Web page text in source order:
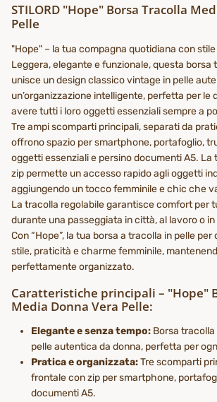
STILORD "Hope" Borsa Tracolla
Pelle
"Hope" – la tua compagna quotidiana con
Leggera, elegante e funzionale, questa borsa
unisce un design classico vintage in pelle
un’organizzazione intelligente, perfetta per le
avere tutti i loro oggetti essenziali sempre a
Tre ampi scomparti principali, separati da
offrono spazio per smartphone, portafoglio,
oggetti essenziali e persino documenti A5.
zip permette un accesso rapido agli oggetti
aggiungendo un tocco femminile e chic che
La tracolla regolabile garantisce comfort per
durante una passeggiata in città, al lavoro o
Con “Hope”, la tua borsa a tracolla in pelle
stile, praticità e charme femminile,
perfettamente organizzato.
Caratteristiche principali – "Hope"
Media Donna Vera Pelle:
Elegante e senza tempo: Borsa
pelle autentica da donna, perfetta per
Pratica e organizzata:Tre scomparti
frontale con zip per smartphone,
documenti A5.